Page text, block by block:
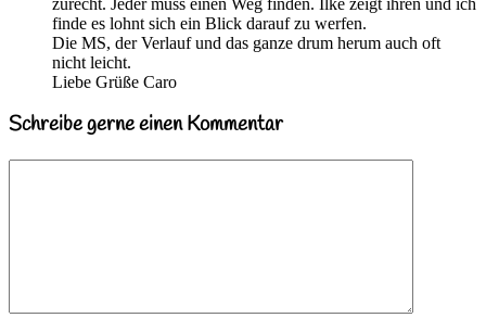
finde es lohnt sich ein Blick darauf zu werfen.
Die MS, der Verlauf und das ganze drum herum auch oft
nicht leicht.
Liebe Grüße Caro
Schreibe gerne einen Kommentar